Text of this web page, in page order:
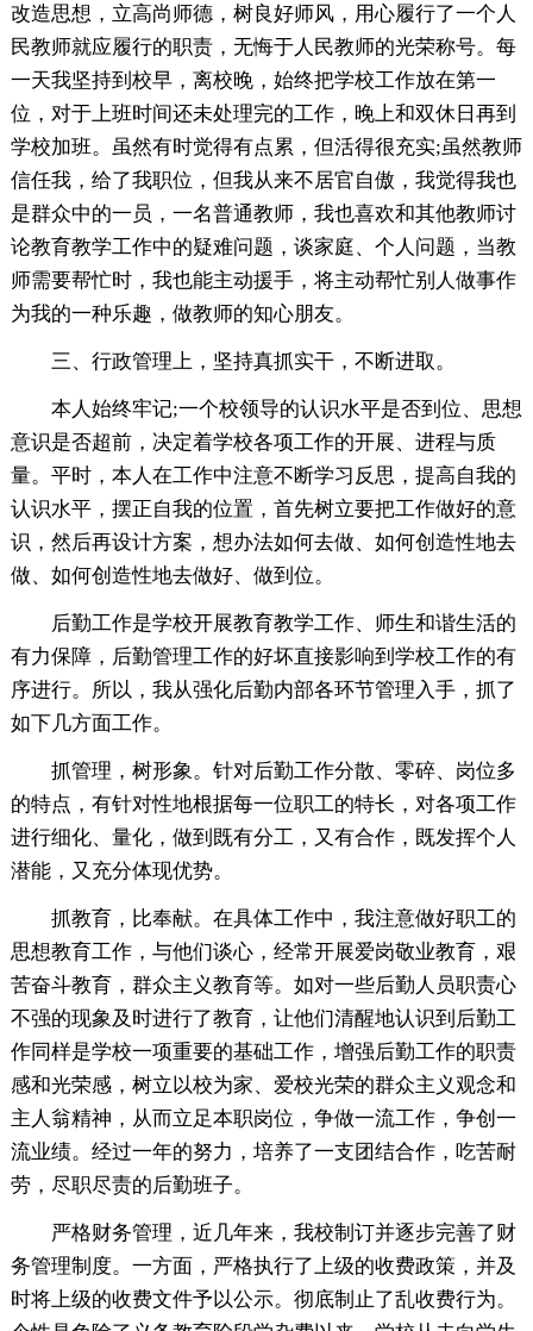
改造思想，立高尚师德，树良好师风，用心履行了一个人
民教师就应履行的职责，无悔于人民教师的光荣称号。每
一天我坚持到校早，离校晚，始终把学校工作放在第一
位，对于上班时间还未处理完的工作，晚上和双休日再到
学校加班。虽然有时觉得有点累，但活得很充实;虽然教师
信任我，给了我职位，但我从来不居官自傲，我觉得我也
是群众中的一员，一名普通教师，我也喜欢和其他教师讨
论教育教学工作中的疑难问题，谈家庭、个人问题，当教
师需要帮忙时，我也能主动援手，将主动帮忙别人做事作
为我的一种乐趣，做教师的知心朋友。
三、行政管理上，坚持真抓实干，不断进取。
本人始终牢记;一个校领导的认识水平是否到位、思想
意识是否超前，决定着学校各项工作的开展、进程与质
量。平时，本人在工作中注意不断学习反思，提高自我的
认识水平，摆正自我的位置，首先树立要把工作做好的意
识，然后再设计方案，想办法如何去做、如何创造性地去
做、如何创造性地去做好、做到位。
后勤工作是学校开展教育教学工作、师生和谐生活的
有力保障，后勤管理工作的好坏直接影响到学校工作的有
序进行。所以，我从强化后勤内部各环节管理入手，抓了
如下几方面工作。
抓管理，树形象。针对后勤工作分散、零碎、岗位多
的特点，有针对性地根据每一位职工的特长，对各项工作
进行细化、量化，做到既有分工，又有合作，既发挥个人
潜能，又充分体现优势。
抓教育，比奉献。在具体工作中，我注意做好职工的
思想教育工作，与他们谈心，经常开展爱岗敬业教育，艰
苦奋斗教育，群众主义教育等。如对一些后勤人员职责心
不强的现象及时进行了教育，让他们清醒地认识到后勤工
作同样是学校一项重要的基础工作，增强后勤工作的职责
感和光荣感，树立以校为家、爱校光荣的群众主义观念和
主人翁精神，从而立足本职岗位，争做一流工作，争创一
流业绩。经过一年的努力，培养了一支团结合作，吃苦耐
劳，尽职尽责的后勤班子。
严格财务管理，近几年来，我校制订并逐步完善了财
务管理制度。一方面，严格执行了上级的收费政策，并及
时将上级的收费文件予以公示。彻底制止了乱收费行为。